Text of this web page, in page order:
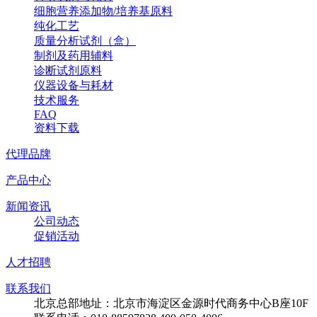
细胞营养添加物/培养基原料
纯化工艺
质量分析试剂（盒）
制剂及药用辅料
诊断试剂原料
仪器设备与耗材
技术服务
FAQ
资料下载
代理品牌
产品中心
新闻资讯
公司动态
促销活动
人才招聘
联系我们
北京总部地址：北京市海淀区金源时代商务中心B座10F